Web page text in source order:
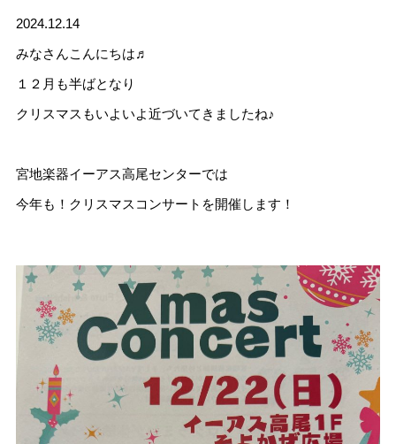
2024.12.14
みなさんこんにちは♬
１２月も半ばとなり
クリスマスもいよいよ近づいてきましたね♪
宮地楽器イーアス高尾センターでは
今年も！クリスマスコンサートを開催します！